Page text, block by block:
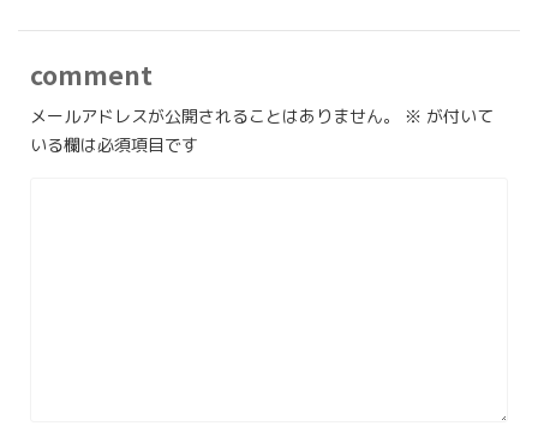
comment
メールアドレスが公開されることはありません。 ※ が付いて
いる欄は必須項目です